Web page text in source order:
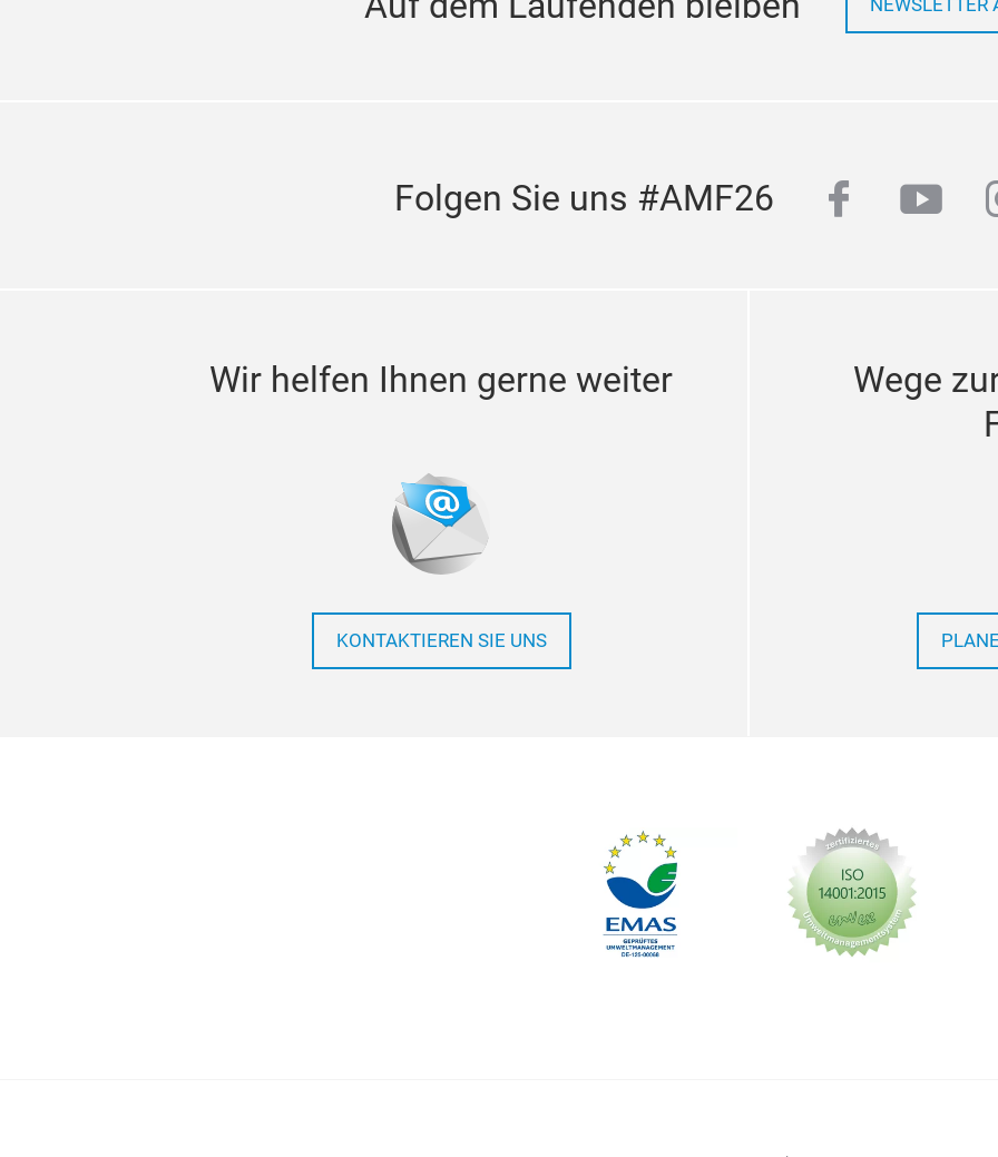
NEWSLETTER
Folgen Sie uns #AMF26 facebook
Wir helfen Ihnen gerne weiter
KONTAKTIEREN SIE UNS
Wege